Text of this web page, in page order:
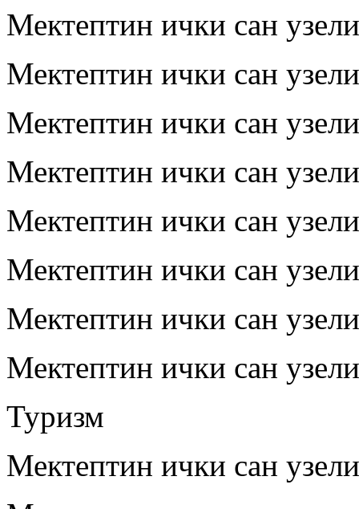
Мектептин ички сан
Мектептин ички сан
Мектептин ички сан
Мектептин ички сан
Мектептин ички сан
Мектептин ички сан
Мектептин ички сан
Мектептин ички сан
Туризм
Мектептин ички сан